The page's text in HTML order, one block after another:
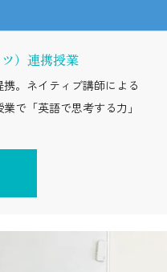
）連携授業
。ネイティブ講師による
で「英語で思考する力」